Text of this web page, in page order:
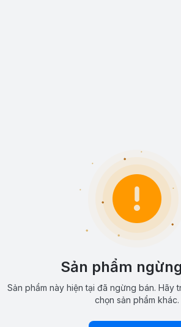
Sản phẩm
Sản phẩm này hiện tại đã ngừng bán. Hãy
chọn sản phẩm khác.